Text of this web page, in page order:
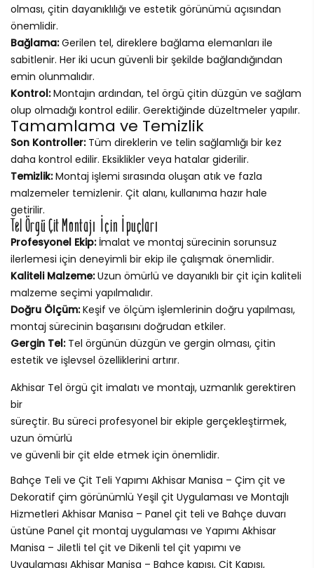
olması, çitin dayanıklılığı ve estetik görünümü açısından
önemlidir.
Bağlama:Gerilen tel, direklere bağlama elemanları ile
sabitlenir. Her iki ucun güvenli bir şekilde bağlandığından
emin olunmalıdır.
Kontrol:Montajın ardından, tel örgü çitin düzgün ve sağlam
olup olmadığı kontrol edilir. Gerektiğinde düzeltmeler yapılır.
Tamamlama ve Temizlik
Son Kontroller:Tüm direklerin ve telin sağlamlığı bir kez
daha kontrol edilir. Eksiklikler veya hatalar giderilir.
Temizlik:Montaj işlemi sırasında oluşan atık ve fazla
malzemeler temizlenir. Çit alanı, kullanıma hazır hale
getirilir.
Tel Örgü Çit Montajı İçin İpuçları
Profesyonel Ekip:İmalat ve montaj sürecinin sorunsuz
ilerlemesi için deneyimli bir ekip ile çalışmak önemlidir.
Kaliteli Malzeme:Uzun ömürlü ve dayanıklı bir çit için kaliteli
malzeme seçimi yapılmalıdır.
Doğru Ölçüm:Keşif ve ölçüm işlemlerinin doğru yapılması,
montaj sürecinin başarısını doğrudan etkiler.
Gergin Tel:Tel örgünün düzgün ve gergin olması, çitin
estetik ve işlevsel özelliklerini artırır.
Akhisar Tel örgü çit imalatı ve montajı, uzmanlık gerektiren
bir
süreçtir. Bu süreci profesyonel bir ekiple gerçekleştirmek,
uzun ömürlü
ve güvenli bir çit elde etmek için önemlidir.
Bahçe Teli ve Çit Teli Yapımı Akhisar Manisa – Çim çit ve
Dekoratif çim görünümlü Yeşil çit Uygulaması ve Montajlı
Hizmetleri Akhisar Manisa – Panel çit teli ve Bahçe duvarı
üstüne Panel çit montaj uygulaması ve Yapımı Akhisar
Manisa – Jiletli tel çit ve Dikenli tel çit yapımı ve
Uygulaması Akhisar Manisa – Bahçe kapısı, Çit Kapısı,